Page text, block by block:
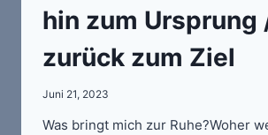
hin zum Ursprung
zurück zum Ziel
Juni 21, 2023
Was bringt mich zur Ruhe?Woher